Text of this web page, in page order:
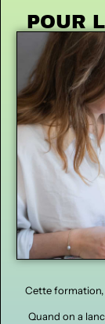
POUR
Cette formation,
Quand on a